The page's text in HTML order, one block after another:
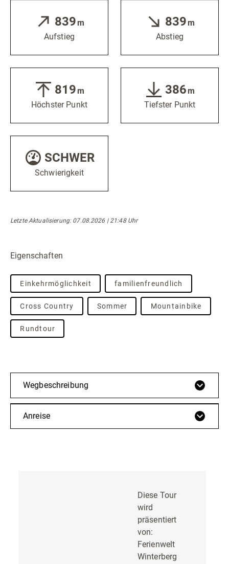
839m
Aufstieg
839m
Abstieg
819m
Höchster Punkt
386m
Tiefster Punkt
SCHWER
Schwierigkeit
Letzte Aktualisierung: 07.08.2026 | 21:48 Uhr
Eigenschaften
Einkehrmöglichkeit familienfreundlich
Cross Country Sommer Mountainbike
Rundtour
Wegbeschreibung
Anreise
Diese Tour
wird
präsentiert
von:
Ferienwelt
Winterberg